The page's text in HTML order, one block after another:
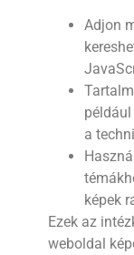
Adjon
a
képek
Ezek az
weboldal